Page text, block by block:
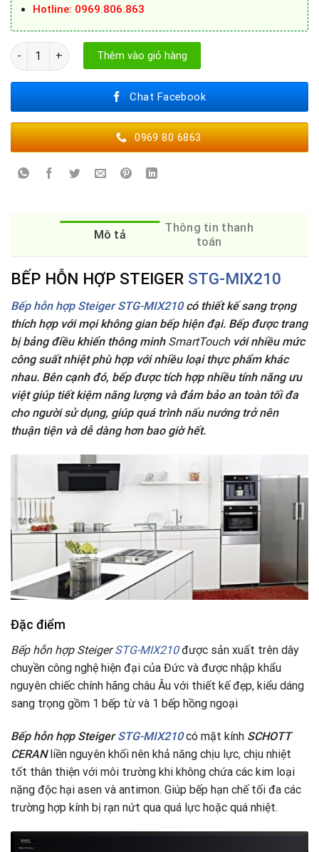
Hotline: 0969.806.863
Bếp hỗn hợp Steiger STG-MIX210 số lượng
Thêm vào giỏ hàng
Chat Facebook
0969 80 6863
Mô tả
Thông tin thanh
toán
BẾP HỖN HỢP STEIGER STG-MIX210
Bếp hỗn hợp Steiger STG-MIX210có thiết kế sang trọng
thích hợp với mọi không gian bếp hiện đại. Bếp được trang
bị bảng điều khiển thông minh SmartTouchvới nhiều mức
công suất nhiệt phù hợp với nhiều loại thực phẩm khác
nhau. Bên cạnh đó, bếp được tích hợp nhiều tính năng ưu
việt giúp tiết kiệm năng lượng và đảm bảo an toàn tối đa
cho người sử dụng, giúp quá trình nấu nướng trở nên
thuận tiện và dễ dàng hơn bao giờ hết.
Đặc điểm
Bếp hỗn hợp SteigerSTG-MIX210được sản xuất trên dây
chuyền công nghệ hiện đại của Đức và được nhập khẩu
nguyên chiếc chính hãng châu Âu với thiết kế đẹp, kiểu dáng
sang trọng gồm 1 bếp từ và 1 bếp hồng ngoại
Bếp hỗn hợp SteigerSTG-MIX210có mặt kính SCHOTT
CERANliền nguyên khối nên khả năng chịu lực, chịu nhiệt
tốt thân thiện với môi trường khi không chứa các kim loại
nặng độc hại asen và antimon. Giúp bếp hạn chế tối đa các
trường hợp kính bị rạn nứt qua quá lực hoặc quá nhiệt.